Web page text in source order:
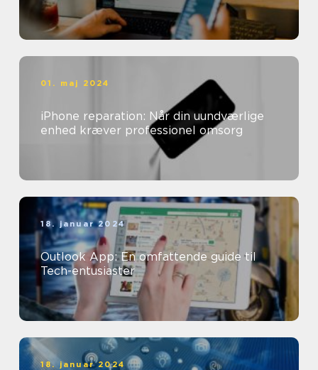
01. maj 2024
iPhone reparation: Når din uundværlige
enhed kræver professionel omsorg
18. januar 2024
Outlook App: En omfattende guide til
Tech-entusiaster
18. januar 2024